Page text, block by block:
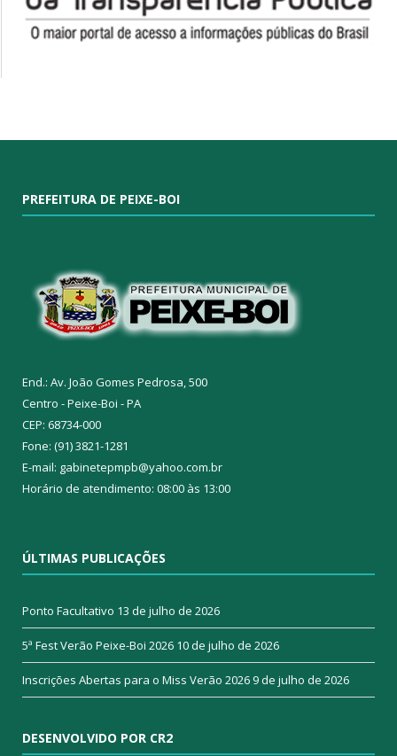
PREFEITURA DE PEIXE-BOI
End.: Av. João Gomes Pedrosa, 500
Centro - Peixe-Boi - PA
CEP: 68734-000
Fone: (91) 3821-1281
E-mail: gabinetepmpb@yahoo.com.br
Horário de atendimento: 08:00 às 13:00
ÚLTIMAS PUBLICAÇÕES
Ponto Facultativo 13 de julho de 2026
5ª Fest Verão Peixe-Boi 2026 10 de julho de 2026
Inscrições Abertas para o Miss Verão 20269 de julho de 2026
DESENVOLVIDO POR CR2